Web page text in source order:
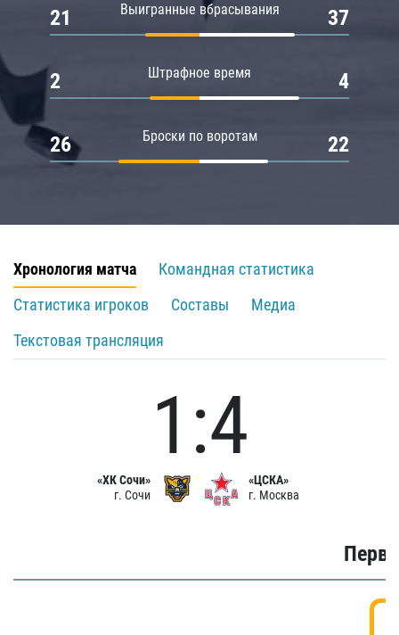
Выигранные вбрасывания
21 37
Штрафное время
2 4
Броски по воротам
26 22
Хронология матча
Командная статистика
Статистика игроков
Составы
Медиа
Текстовая трансляция
«ХК Сочи»
г. Сочи
1:4
«ЦСКА»
г. Москва